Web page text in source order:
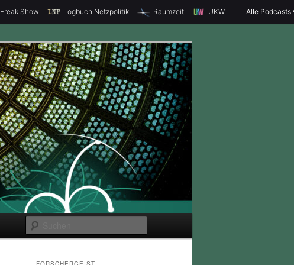
Freak Show Logbuch:Netzpolitik Raumzeit UKW Alle Podcasts
u